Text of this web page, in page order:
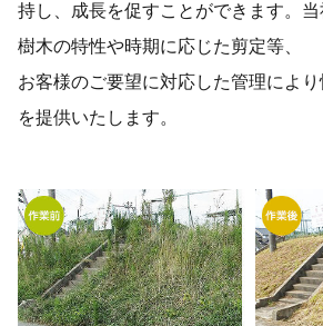
持し、成長を促すことができます。当
樹木の特性や時期に応じた剪定等、
お客様のご要望に対応した管理によ
を提供いたします。